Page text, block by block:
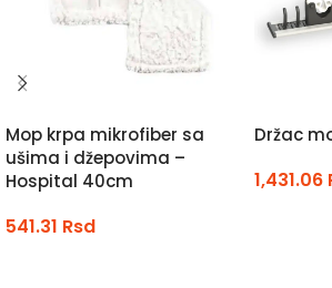
Mop krpa mikrofiber sa
ušima i džepovima –
Hospital 40cm
541.31 Rsd
Držac
1,431.06